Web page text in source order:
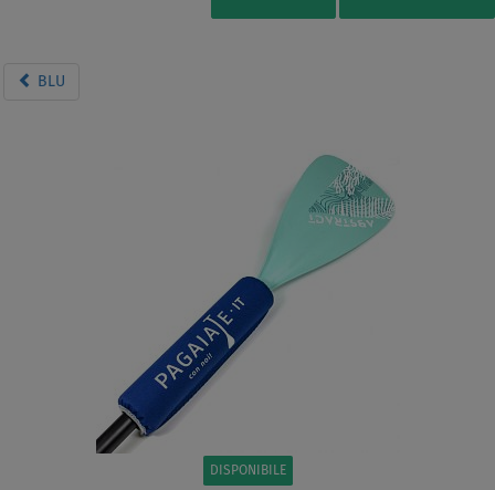
BLU
DISPONIBILE